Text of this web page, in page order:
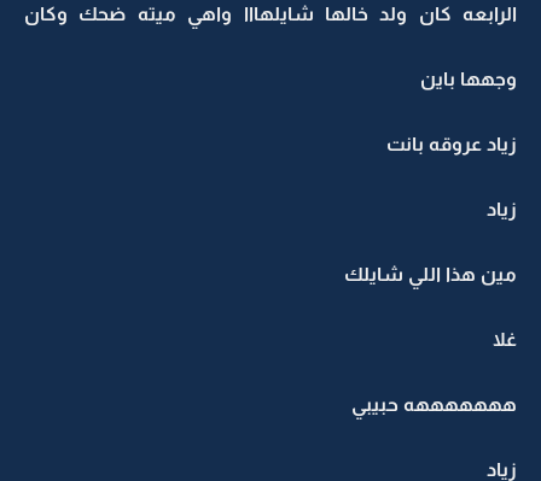
الرابعه كان ولد خالها شايلهااا واهي ميته ضحك وكان
وجهها باين
زياد عروقه بانت
زياد
مين هذا اللي شايلك
غلا
هههههههه حبيبي
زياد